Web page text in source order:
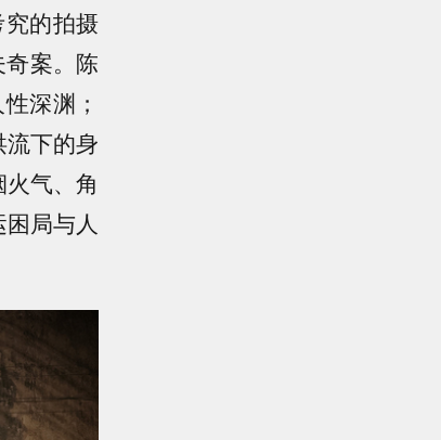
的拍摄
案。陈
深渊；
下的身
气、角
局与人